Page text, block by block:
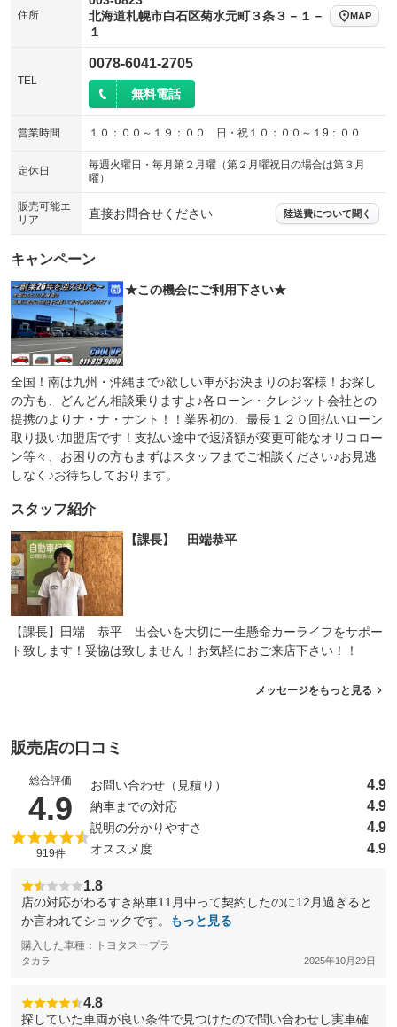
：装備なし
装備略号／用語解説
住所
北海道札幌市白石区菊水元町３条３－１－
１
MAP
TEL
0078-6041-2705
無料電話
営業時間 １０：００～１９：００ 日・祝１０：００～１9：００
定休日
毎週火曜日・毎月第２月曜（第２月曜祝日の場合は第３月
曜）
販売可能エ
リア
直接お問合せください 陸送費について聞く
キャンペーン
★この機会にご利用下さい★
全国！南は九州・沖縄まで♪欲しい車がお決まりのお客様！お探し
の方も、どんどん相談乗りますよ♪各ローン・クレジット会社との
提携のよりナ・ナ・ナント！！業界初の、最長１２０回払いローン
取り扱い加盟店です！支払い途中で返済額が変更可能なオリコロー
ン等々、お困りの方もまずはスタッフまでご相談ください♪お見逃
しなく♪お待ちしております。
スタッフ紹介
【課長】 田端恭平
【課長】田端 恭平 出会いを大切に一生懸命カーライフをサポー
ト致します！妥協は致しません！お気軽におご来店下さい！！
メッセージをもっと見る
販売店の口コミ
総合評価
4.9 （5点満点中）
919件
お問い合わせ（見積り） 4.9
納車までの対応 4.9
説明の分かりやすさ 4.9
オススメ度 4.9
1.8
店の対応がわるすき納車11月中って契約したのに12月過ぎると
か言われてショックです。
もっと見る
購入した車種：トヨタスープラ
タカラ 2025年10月29日
4.8
探していた車両が良い条件で見つけたので問い合わせし実車確